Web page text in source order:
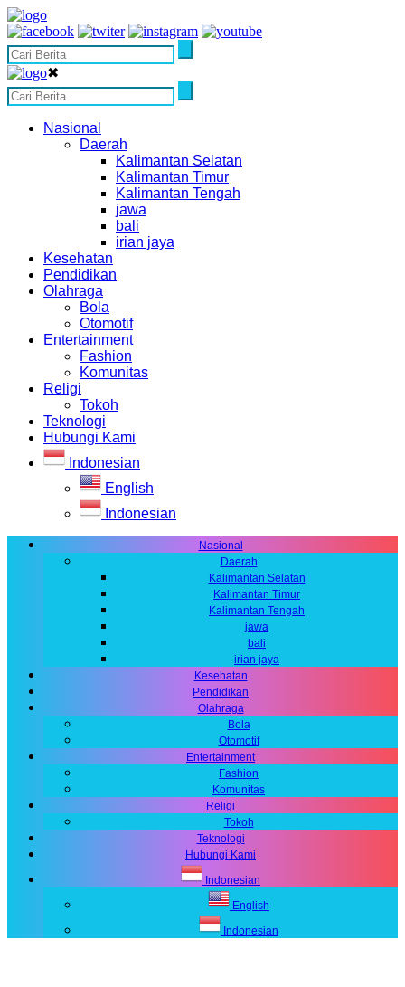
✖
Nasional
Daerah
Kalimantan Selatan
Kalimantan Timur
Kalimantan Tengah
jawa
bali
irian jaya
Kesehatan
Pendidikan
Olahraga
Bola
Otomotif
Entertainment
Fashion
Komunitas
Religi
Tokoh
Teknologi
Hubungi Kami
Indonesian
English
Indonesian
Nasional
Daerah
Kalimantan Selatan
Kalimantan Timur
Kalimantan Tengah
jawa
bali
irian jaya
Kesehatan
Pendidikan
Olahraga
Bola
Otomotif
Entertainment
Fashion
Komunitas
Religi
Tokoh
Teknologi
Hubungi Kami
Indonesian
English
Indonesian